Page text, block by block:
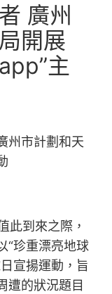
廣州
開展
主
州市計劃和天
此到來之際，
“珍重漂亮地球
宣揚運動，旨
遭的狀況題目